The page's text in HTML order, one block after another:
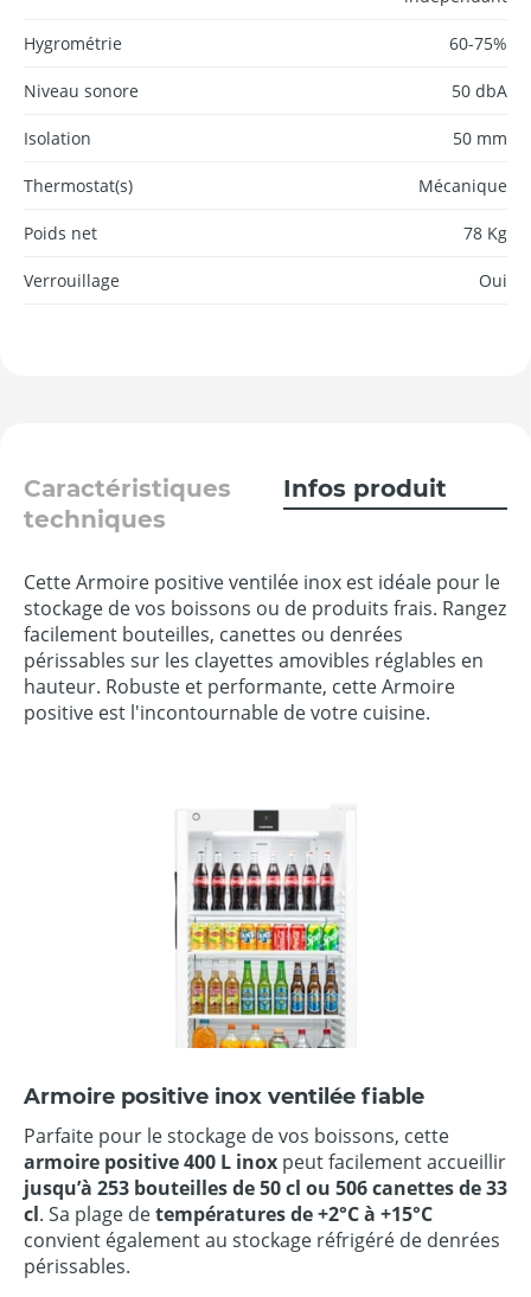
Hygrométrie 60-75%
Niveau sonore 50 dbA
Isolation 50 mm
Thermostat(s) Mécanique
Poids net 78 Kg
Verrouillage Oui
Caractéristiques
techniques
Infos produit
Cette Armoire positive ventilée inox est idéale pour le
stockage de vos boissons ou de produits frais. Rangez
facilement bouteilles, canettes ou denrées
périssables sur les clayettes amovibles réglables en
hauteur. Robuste et performante, cette Armoire
positive est l'incontournable de votre cuisine.
Armoire positive inox ventilée fiable
Parfaite pour le stockage de vos boissons, cette
armoire positive 400 L inox peut facilement accueillir
jusqu’à 253 bouteilles de 50 cl ou 506 canettes de 33
cl. Sa plage detempératures de +2°C à +15°C
convient également au stockage réfrigéré de denrées
périssables.